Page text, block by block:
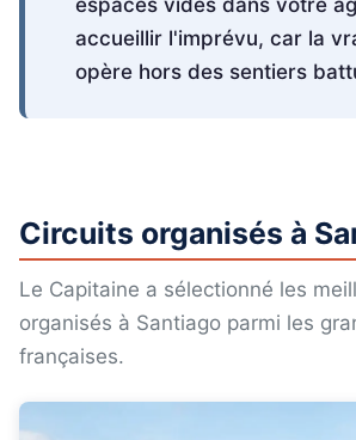
accueillir l'imprévu, car la
opère hors des sentiers
Circuits organisés à
Le Capitaine a sélectionné les
organisés à Santiago parmi les
françaises.